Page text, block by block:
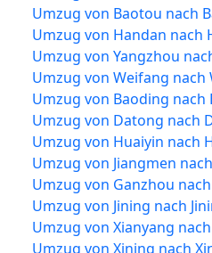
Umzug von Baotou nach
Umzug von Handan nach
Umzug von Yangzhou
Umzug von Weifang nach
Umzug von Baoding nach
Umzug von Datong nach
Umzug von Huaiyin nach
Umzug von Jiangmen
Umzug von Ganzhou
Umzug von Jining nach
Umzug von Xianyang
Umzug von Xining nach